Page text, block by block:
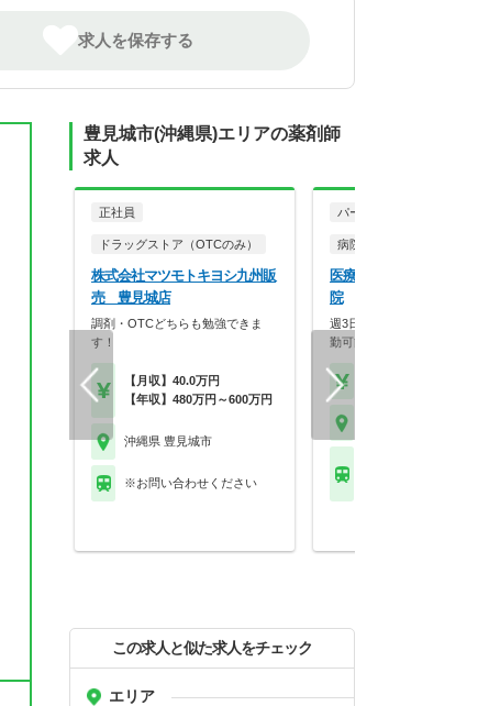
求人を保存する
豊見城市(沖縄県)エリアの薬剤師
求人
正社員
ドラッグストア（OTCのみ）
株式会社マツモトキヨシ九州販
売 豊見城店
調剤・OTCどちらも勉強できま
す！
【月収】40.0万円
【年収】480万円～600万円
沖縄県 豊見城市
※お問い合わせください
パート・アルバイト
病院・クリニック
医療法人おもと会 大浜
院
週3日～OK☆残業無し♪マイ
勤可能◎
この求人と似た求人をチェック
エリア